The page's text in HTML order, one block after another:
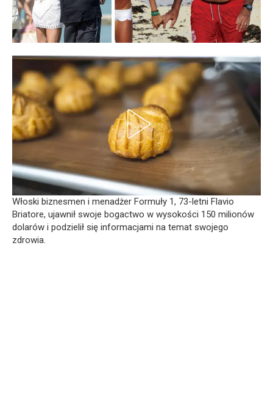
Włoski biznesmen i menadżer Formuły 1, 73-letni Flavio
Briatore, ujawnił swoje bogactwo w wysokości 150 milionów
dolarów i podzielił się informacjami na temat swojego
zdrowia.